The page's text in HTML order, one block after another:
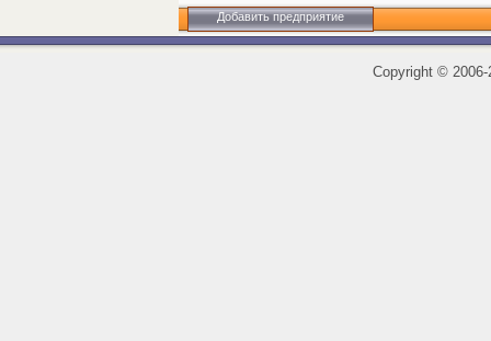
Добавить предприятие
Copyright ©